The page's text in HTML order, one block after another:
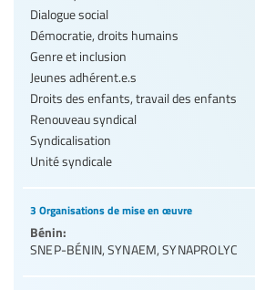
Dialogue social
Démocratie, droits humains
Genre et inclusion
Jeunes adhérent.e.s
Droits des enfants, travail des enfants
Renouveau syndical
Syndicalisation
Unité syndicale
3 Organisations de mise en œuvre
Bénin:
SNEP-BÉNIN, SYNAEM,SYNAPROLYC